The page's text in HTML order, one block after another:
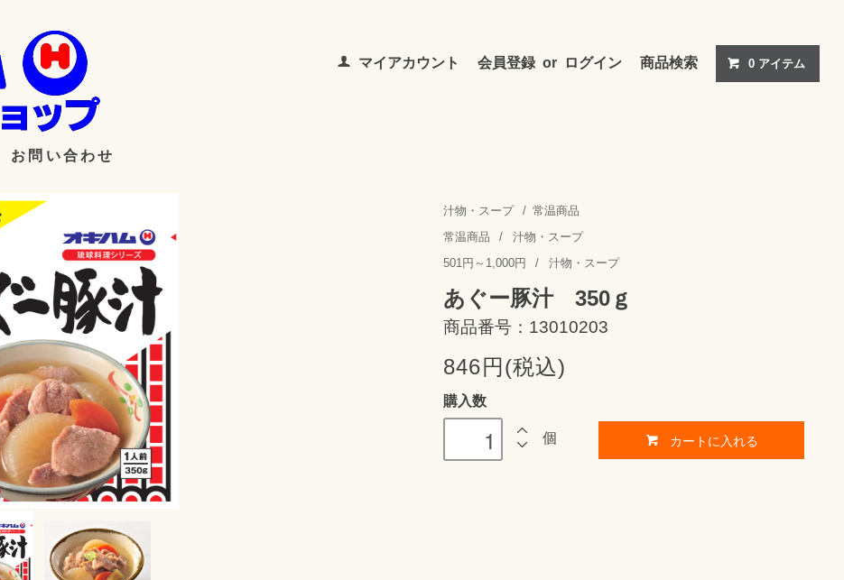
マイアカウント 会員登録 or ログイン 商品検索 0 アイテム
お問い合わせ
汁物・スープ / 常温商品
常温商品
/
汁物・スープ
501円～1,000円
/ 汁物・スープ
あぐー豚汁 350ｇ
商品番号：13010203
846円(税込)
購入数
個 カートに入れる